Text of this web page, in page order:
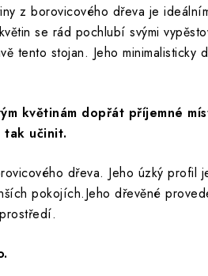
z borovicového dřeva je
se rád pochlubí svými
tento stojan. Jeho minimalisticky
květinám dopřát příjemné
tak učinit.
dřeva. Jeho úzký profil
pokojích.Jeho dřevěné